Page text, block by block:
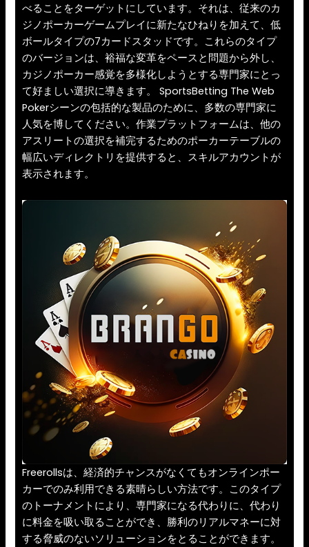
べることをターゲットにしています。それは、従来のカ
ジノポーカーゲームプレイに新たなひねりを加えて、低
ボールタイプの7カードスタッドです。これらのタイプ
のバージョンは、裕福な変革をペースと問題から外し、
カジノポーカー感覚を多様化しようとする専門家にとっ
て好ましい選択に導きます。 SportsBetting The Web
Pokerシーンの包括的な製品のために、多数の専門家に
人気を博してください。作業プラットフォームは、他の
アスリートの選択を補完するためのポーカーテーブルの
幅広いディレクトリを提供すると、スキルアカウントが
表示されます。
Freerollsは、経済的チャンスがなくてもオンラインポー
カーでのみ利用できる素晴らしい方法です。このタイプ
のトーナメントにより、専門家になる代わりに、代わり
に料金を吸い取ることができ、勝利のリアルマネーに対
する脅威のないソリューションをとることができます。